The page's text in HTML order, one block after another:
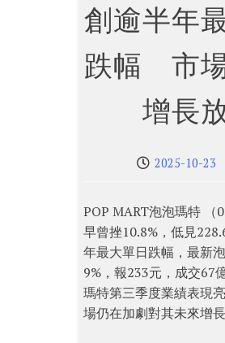
創逾半年
跌幅 市
增長
2025-10-23
POP MART泡泡瑪特 （
早曾挫10.8%，低見
年最大單日跌幅，最新
9%，報233元，成交67
瑪特第三季度業績表現
場仍在加劇對其未來增長